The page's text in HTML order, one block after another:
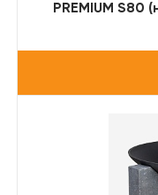
PREMIUM S80